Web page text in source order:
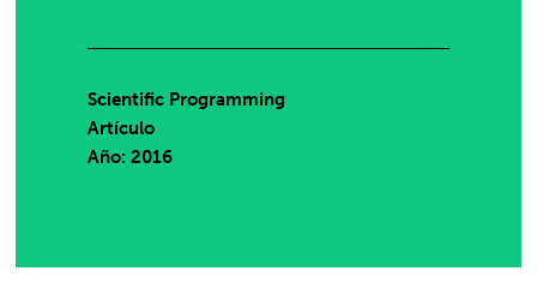
Scientific Programming
Artículo
Año: 2016